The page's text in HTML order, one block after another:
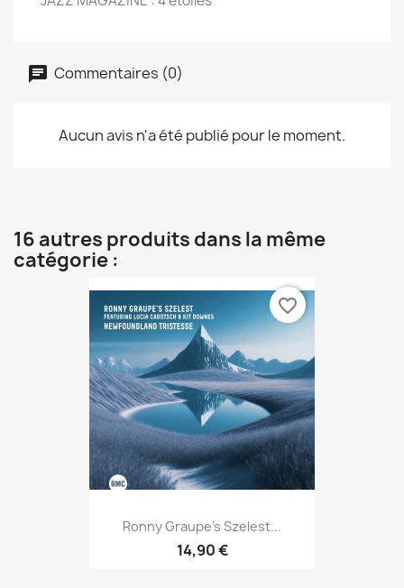
Commentaires (0)
Aucun avis n'a été publié pour le moment.
16 autres produits dans la même
catégorie :
Ronny Graupe’s Szelest...
14,90 €
favorite_border